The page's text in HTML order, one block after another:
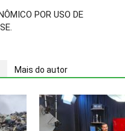
POR USO DE
Mais do autor